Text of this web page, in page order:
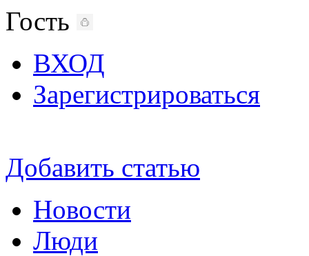
Гость
ВХОД
Зарегистрироваться
Добавить статью
Новости
Люди